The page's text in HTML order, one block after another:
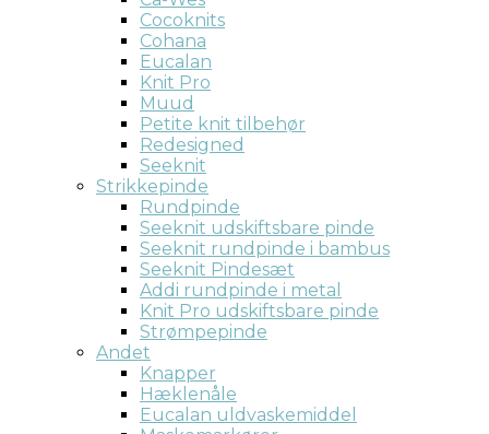
Cocoknits
Cohana
Eucalan
Knit Pro
Muud
Petite knit tilbehør
Redesigned
Seeknit
Strikkepinde
Rundpinde
Seeknit udskiftsbare pinde
Seeknit rundpinde i bambus
Seeknit Pindesæt
Addi rundpinde i metal
Knit Pro udskiftsbare pinde
Strømpepinde
Andet
Knapper
Hæklenåle
Eucalan uldvaskemiddel